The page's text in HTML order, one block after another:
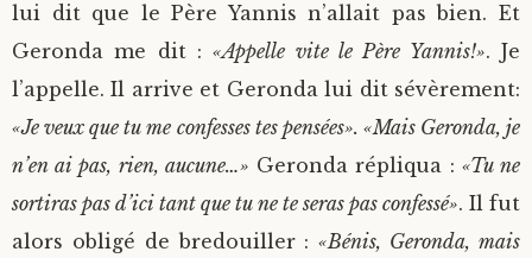
lui dit que le Père Yannis n’allait pas bien. Et
Geronda me dit :«Appelle vite le Père Yannis!». Je
l’appelle. Il arrive et Geronda lui dit sévèrement:
«Je veux que tu me confesses tes pensées». «Mais Geronda, je
n’en ai pas, rien, aucune…» Geronda répliqua : «Tu ne
sortiras pas d’ici tant que tu ne te seras pas confessé». Il fut
alors obligé de bredouiller :«Bénis, Geronda, mais